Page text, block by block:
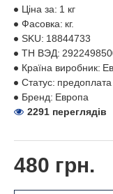
480 грн.
Ціна за: 1 кг
Фасовка: кг.
SKU: 18844733
ТН ВЭД:
Країна виробник:
Статус: предоплата
Бренд: Европа
2291 переглядів